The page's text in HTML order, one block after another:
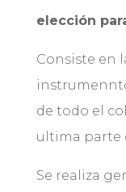
elección
Consiste en
de todo el
ultima parte
Se realiza